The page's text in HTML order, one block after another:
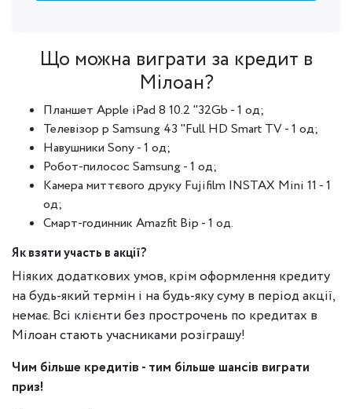
Що можна виграти за кредит в
Мілоан?
Планшет Apple iPad 8 10.2 "32Gb - 1 од;
Телевізор р Samsung 43 "Full HD Smart TV - 1 од;
Навушники Sony - 1 од;
Робот-пилосос Samsung - 1 од;
Камера миттєвого друку Fujifilm INSTAX Mini 11 - 1
од;
Смарт-годинник Amazfit Bip - 1 од.
Як взяти участь в акції?
Ніяких додаткових умов, крім оформлення кредиту
на будь-який термін і на будь-яку суму в період акції,
немає. Всі клієнти без прострочень по кредитах в
Мілоан стають учасниками розіграшу!
Чим більше кредитів - тим більше шансів виграти
приз!